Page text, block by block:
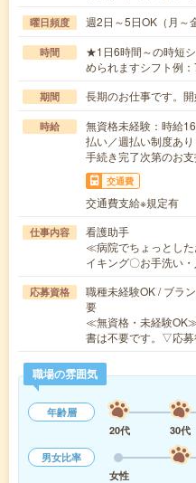
曜日頻度 週2日～5日OK（月
時間
★1日6時間～の時短
められますシフト例
期間 長期のお仕事です。
時給
無資格未経験：時給
払い／週払い制度あ
手続き完了次第のお支
交通費
交通費支給※規定有
仕事内容
看護助手
≪病院でちょっとし
イキング〇お手洗い
応募資格
職種未経験OK / ブラ
要
≪無資格・未経験
書は不要です。▽応
職場の雰囲気
年齢層
20代
30代
男女比率
女性